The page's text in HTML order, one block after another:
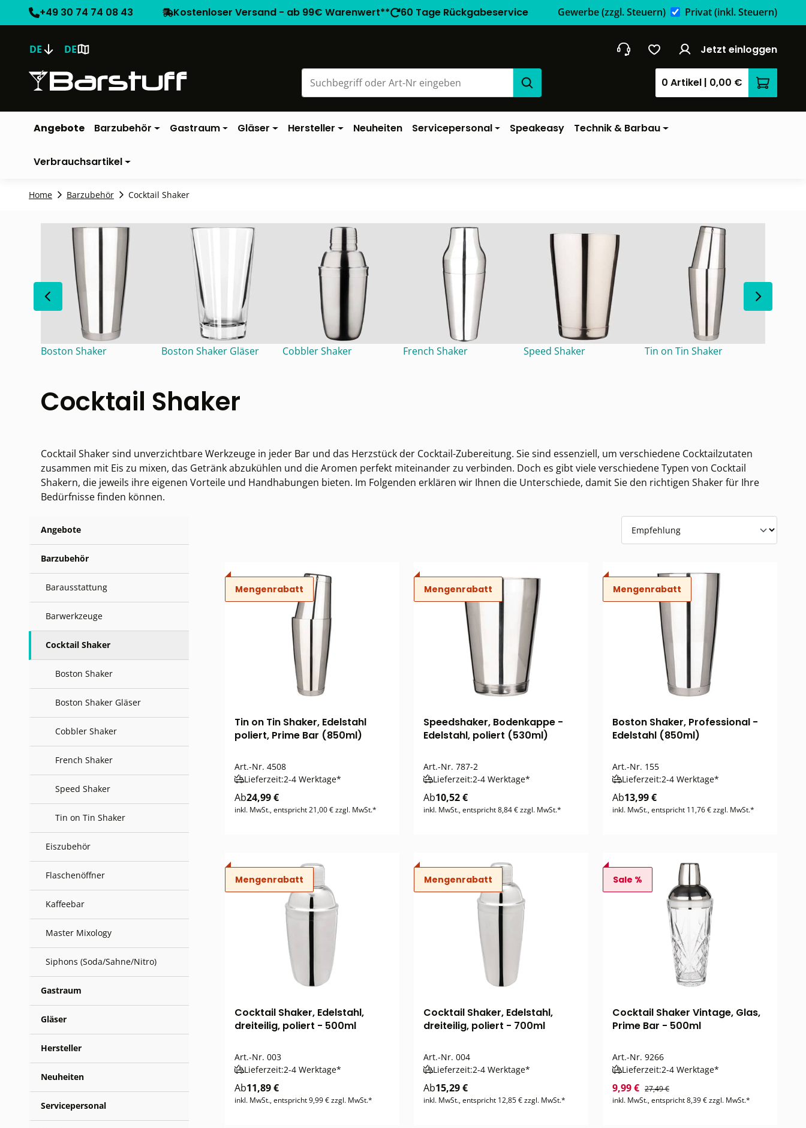
+49 30 74 74 08 43 Kostenloser Versand - ab 99€ Warenwert** 60 Tage Rückgabeservice Gewerbe(zzgl. Steuern) Privat(inkl. Steuern)
DE DE Jetzt einloggen
0 Artikel | 0,00 €
Angebote Barzubehör Gastraum Gläser Hersteller Neuheiten Servicepersonal Speakeasy Technik & Barbau
Verbrauchsartikel
Home Barzubehör Cocktail Shaker
Boston Shaker Boston Shaker Gläser Cobbler Shaker French Shaker Speed Shaker Tin on Tin Shaker
Cocktail Shaker
Cocktail Shaker sind unverzichtbare Werkzeuge in jeder Bar und das Herzstück der Cocktail-Zubereitung. Sie sind essenziell, um verschiedene Cocktailzutaten
zusammen mit Eis zu mixen, das Getränk abzukühlen und die Aromen perfekt miteinander zu verbinden. Doch es gibt viele verschiedene Typen von Cocktail
Shakern, die jeweils ihre eigenen Vorteile und Handhabungen bieten. Im Folgenden erklären wir Ihnen die Unterschiede, damit Sie den richtigen Shaker für Ihre
Bedürfnisse finden können.
Angebote
Barzubehör
Barausstattung
Barwerkzeuge
Cocktail Shaker
Boston Shaker
Boston Shaker Gläser
Cobbler Shaker
French Shaker
Speed Shaker
Tin on Tin Shaker
Eiszubehör
Flaschenöffner
Kaffeebar
Master Mixology
Siphons (Soda/Sahne/Nitro)
Gastraum
Gläser
Hersteller
Neuheiten
Servicepersonal
Mengenrabatt
Tin on Tin Shaker, Edelstahl
poliert, Prime Bar (850ml)
Art.-Nr. 4508
Lieferzeit:2-4 Werktage*
Ab24,99 €
inkl. MwSt., entspricht 21,00 € zzgl. MwSt.*
Mengenrabatt
Speedshaker, Bodenkappe -
Edelstahl, poliert (530ml)
Art.-Nr. 787-2
Lieferzeit:2-4 Werktage*
Ab10,52 €
inkl. MwSt., entspricht 8,84 € zzgl. MwSt.*
Mengenrabatt
Boston Shaker, Professional -
Edelstahl (850ml)
Art.-Nr. 155
Lieferzeit:2-4 Werktage*
Ab13,99 €
inkl. MwSt., entspricht 11,76 € zzgl. MwSt.*
Mengenrabatt
Cocktail Shaker, Edelstahl,
dreiteilig, poliert - 500ml
Art.-Nr. 003
Lieferzeit:2-4 Werktage*
Ab11,89 €
inkl. MwSt., entspricht 9,99 € zzgl. MwSt.*
Mengenrabatt
Cocktail Shaker, Edelstahl,
dreiteilig, poliert - 700ml
Art.-Nr. 004
Lieferzeit:2-4 Werktage*
Ab15,29 €
inkl. MwSt., entspricht 12,85 € zzgl. MwSt.*
Sale %
Cocktail Shaker Vintage, Glas,
Prime Bar - 500ml
Art.-Nr. 9266
Lieferzeit:2-4 Werktage*
9,99 € 27,49 €
inkl. MwSt., entspricht 8,39 € zzgl. MwSt.*